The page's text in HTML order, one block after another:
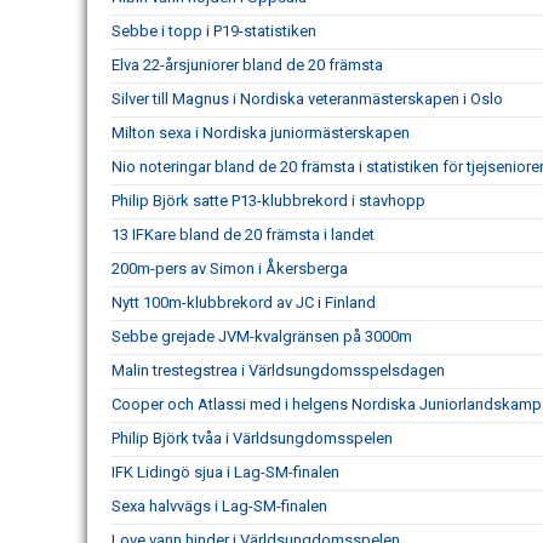
Sebbe i topp i P19-statistiken
Elva 22-årsjuniorer bland de 20 främsta
Silver till Magnus i Nordiska veteranmästerskapen i Oslo
Milton sexa i Nordiska juniormästerskapen
Nio noteringar bland de 20 främsta i statistiken för
Philip Björk satte P13-klubbrekord i stavhopp
13 IFKare bland de 20 främsta i landet
200m-pers av Simon i Åkersberga
Nytt 100m-klubbrekord av JC i Finland
Sebbe grejade JVM-kvalgränsen på 3000m
Malin trestegstrea i Världsungdomsspelsdagen
Cooper och Atlassi med i helgens Nordiska Juniorlandskamp
Philip Björk tvåa i Världsungdomsspelen
IFK Lidingö sjua i Lag-SM-finalen
Sexa halvvägs i Lag-SM-finalen